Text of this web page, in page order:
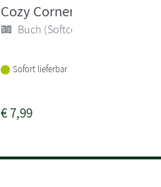
Cozy Corner
Buch (Softcover)
Sofort lieferbar
€7,99